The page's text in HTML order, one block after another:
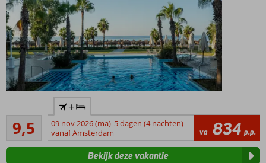
direct
aan het
strand
9,5
Uitmuntend
124
beoordelingen
+
09 nov 2026 (ma) 5 dagen (4 nachten)
vanaf Amsterdam
va 834 p.p.
Bekijk deze vakantie